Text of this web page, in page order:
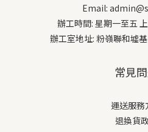
Email:
辦工時間: 星期一至五
辦工室地址: 粉嶺聯和墟
常見
運送服務
退換貨